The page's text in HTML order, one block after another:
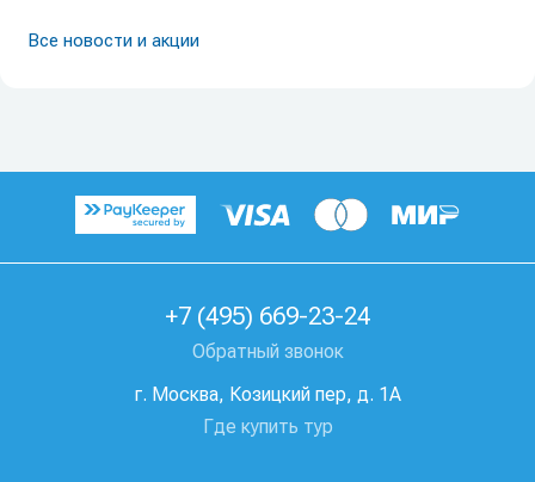
Все новости и акции
+7 (495) 669-23-24
Обратный звонок
г. Москва, Козицкий пер, д. 1А
Где купить тур